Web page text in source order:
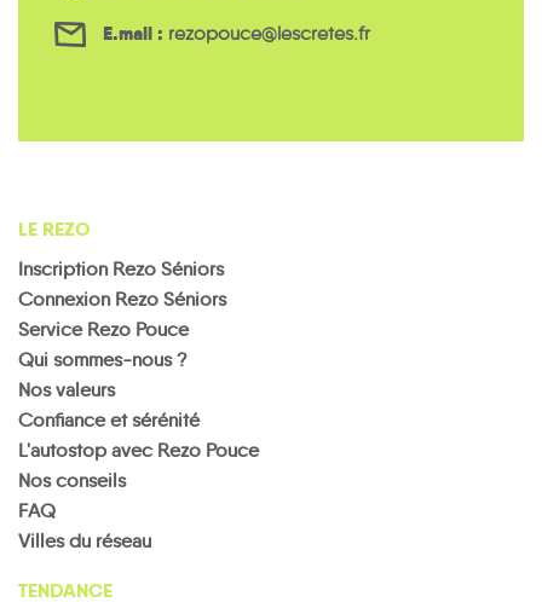
E.mail : rezopouce@lescretes.fr
LE REZO
Inscription Rezo Séniors
Connexion Rezo Séniors
Service Rezo Pouce
Qui sommes-nous ?
Nos valeurs
Confiance et sérénité
L'autostop avec Rezo Pouce
Nos conseils
FAQ
Villes du réseau
TENDANCE